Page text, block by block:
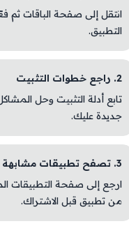
انتقل إلى صفحة الباقات ثم
التطبيق.
2. راجع خطوات التثبيت
تابع أدلة التثبيت وحل
جديدة عليك.
3. تصفح تطبيقات مشابهة
ارجع إلى صفحة التطبيقات
من تطبيق قبل الاشتراك.